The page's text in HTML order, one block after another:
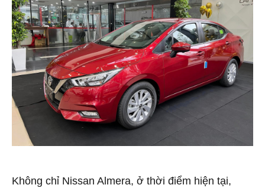
Không chỉ Nissan Almera, ở thời điểm hiện tại,